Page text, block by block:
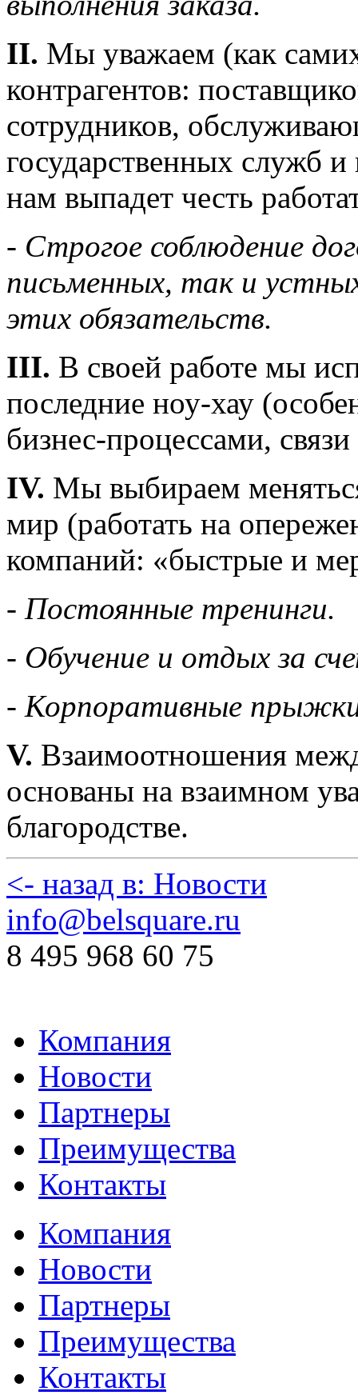
II. Мы уважаем (как
контрагентов:
сотрудников,
государственных служб
нам выпадет честь
- Строгое соблюдение
письменных, так и
этих обязательств.
III. В своей работе мы
последние ноу-хау
бизнес-процессами,
IV. Мы выбираем
мир (работать на
компаний: «быстрые и
- Постоянные тренинги.
- Обучение и отдых за
- Корпоративные
V. Взаимоотношения
основаны на взаимном
благородстве.
<- назад в: Новости
info@belsquare.ru
8 495 968 60 75
Компания
Новости
Партнеры
Преимущества
Контакты
Компания
Новости
Партнеры
Преимущества
Контакты